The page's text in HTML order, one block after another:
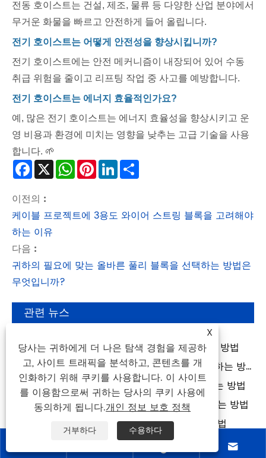
전동 호이스트는 건설, 제조, 물류 등 다양한 산업 분야에서
무거운 화물을 빠르고 안전하게 들어 올립니다.
전기 호이스트는 어떻게 안전성을 향상시킵니까?
전기 호이스트에는 안전 메커니즘이 내장되어 있어 수동
취급 위험을 줄이고 리프팅 작업 중 사고를 예방합니다.
전기 호이스트는 에너지 효율적인가요?
예, 많은 전기 호이스트는 에너지 효율성을 향상시키고 운
영 비용과 환경에 미치는 영향을 낮추는 고급 기술을 사용
합니다. 🌱
Facebook
X WhatsApp
Pinterest
LinkedIn
이전의 :
케이블 프로젝트에 3용도 와이어 스트링 블록을 고려해야
하는 이유
다음 :
귀하의 필요에 맞는 올바른 풀리 블록을 선택하는 방법은
무엇입니까?
관련 뉴스
유압 부스바 기계가 전기 패널 제작을 개선하는 방법
유압식 절단 플라이어가 견고한 케이블을 처리하는 방
법기계식 체인 호이스트가 케이블 당김을 개선하는 방법
케이블 설치를 위한 릴 운송 트레일러를 선택하는 방법
무선 프레스 도구가 케이블 압착을 개선하는 방법
케이블 당기기를 위한 와이어 로프 전기 윈치를 선택하

X
당사는 귀하에게 더 나은 탐색 경험을 제공하
고, 사이트 트래픽을 분석하고, 콘텐츠를 개
인화하기 위해 쿠키를 사용합니다. 이 사이트
를 이용함으로써 귀하는 당사의 쿠키 사용에
동의하게 됩니다.개인 정보 보호 정책
거부하다 수용하다